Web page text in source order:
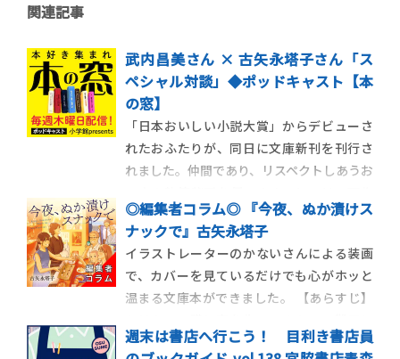
関連記事
武内昌美さん × 古矢永塔子さん「ス
ペシャル対談」◆ポッドキャスト【本
の窓】
「日本おいしい小説大賞」からデビューさ
れたおふたりが、同日に文庫新刊を刊行さ
れました。仲間であり、リスペクトしあうお
品には「母と娘」というテーマが共通して
います。実際にお子さんを育てているお二
人に、リアルな悩みや対応法、さらには作
品にどのように織り込まれたかなどお話し
いただきました
◎編集者コラム◎ 『今夜、ぬか漬けス
ナックで』古矢永塔子
イラストレーターのかないさんによる装画
で、カバーを見ているだけでも心がホッと
温まる文庫本ができました。 【あらすじ】
なっていた主人公の槙生。そんなとき、ずっ
週末は書店へ行こう！ 目利き書店員